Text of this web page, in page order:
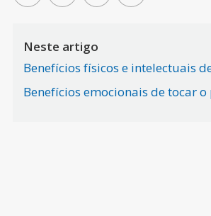
Neste artigo
Benefícios físicos e intelectuais
Benefícios emocionais de tocar o